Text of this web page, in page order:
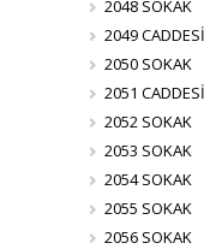
2048 SOKAK
2049 CADDESİ
2050 SOKAK
2051 CADDESİ
2052 SOKAK
2053 SOKAK
2054 SOKAK
2055 SOKAK
2056 SOKAK